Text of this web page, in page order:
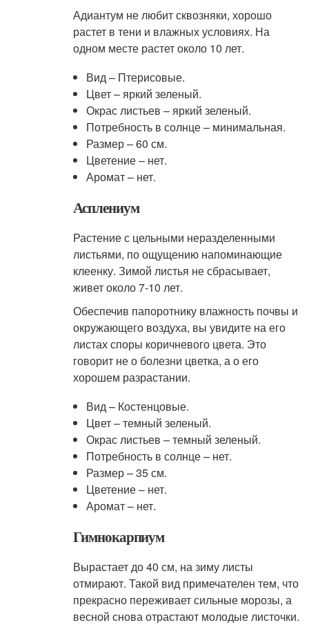
Адиантум не любит сквозняки, хорошо
растет в тени и влажных условиях. На
одном месте растет около 10 лет.
Вид – Птерисовые.
Цвет – яркий зеленый.
Окрас листьев – яркий зеленый.
Потребность в солнце – минимальная.
Размер – 60 см.
Цветение – нет.
Аромат – нет.
Асплениум
Растение с цельными неразделенными
листьями, по ощущению напоминающие
клеенку. Зимой листья не сбрасывает,
живет около 7-10 лет.
Обеспечив папоротнику влажность почвы и
окружающего воздуха, вы увидите на его
листах споры коричневого цвета. Это
говорит не о болезни цветка, а о его
хорошем разрастании.
Вид – Костенцовые.
Цвет – темный зеленый.
Окрас листьев – темный зеленый.
Потребность в солнце – нет.
Размер – 35 см.
Цветение – нет.
Аромат – нет.
Гимнокарпиум
Вырастает до 40 см, на зиму листы
отмирают. Такой вид примечателен тем, что
прекрасно переживает сильные морозы, а
весной снова отрастают молодые листочки.